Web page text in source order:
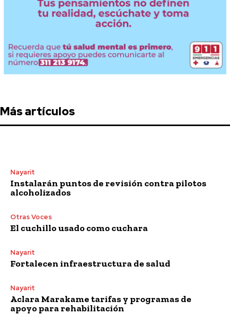
Más artículos
Nayarit
Instalarán puntos de revisión contra pilotos
alcoholizados
Otras Voces
El cuchillo usado como cuchara
Nayarit
Fortalecen infraestructura de salud
Nayarit
Aclara Marakame tarifas y programas de
apoyo para rehabilitación